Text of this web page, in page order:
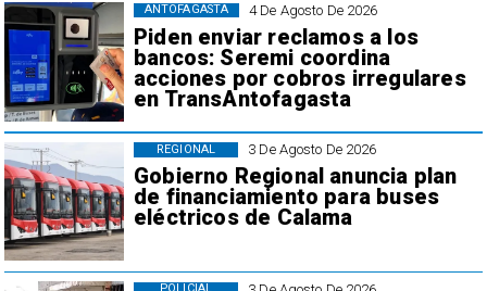
4 De Agosto De 2026
Piden enviar reclamos a los
bancos: Seremi coordina
acciones por cobros irregulares
en TransAntofagasta
ANTOFAGASTA
3 De Agosto De 2026
Gobierno Regional anuncia plan
de financiamiento para buses
eléctricos de Calama
REGIONAL